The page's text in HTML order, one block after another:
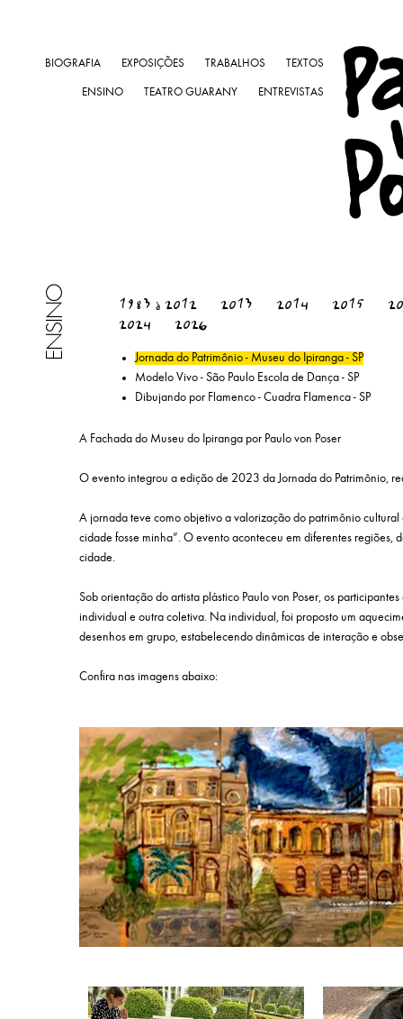
BIOGRAFIA EXPOSIÇÕES TRABALHOS TEXTOS
ENSINO TEATRO GUARANY ENTREVISTAS
ENSINO 1983 à 2012 2013 2014 2015
2024
2026
Jornada do Patrimônio - Museu do Ipiranga - SP
Modelo Vivo - São Paulo Escola de Dança - SP
Dibujando por Flamenco - Cuadra Flamenca - SP
A Fachada do Museu do Ipiranga por Paulo von Poser
O evento integrou a edição de 2023 da Jornada do Patrimônio,
A jornada teve como objetivo a valorização do patrimônio
cidade fosse minha”. O evento aconteceu em diferentes
cidade.
Sob orientação do artista plástico Paulo von Poser, os
individual e outra coletiva. Na individual, foi proposto um
desenhos em grupo, estabelecendo dinâmicas de interação e
Confira nas imagens abaixo: